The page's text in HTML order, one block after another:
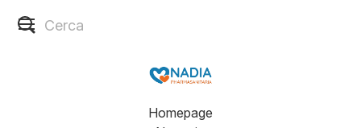
Homepage